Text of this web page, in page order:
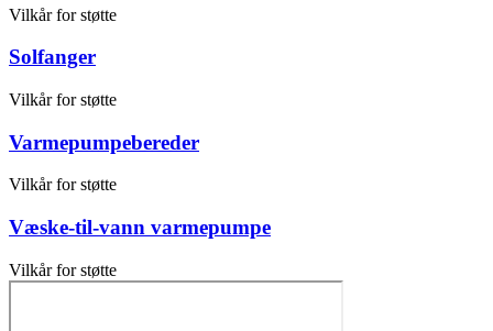
Vilkår for støtte
Solfanger
Vilkår for støtte
Varmepumpebereder
Vilkår for støtte
Væske-til-vann varmepumpe
Vilkår for støtte